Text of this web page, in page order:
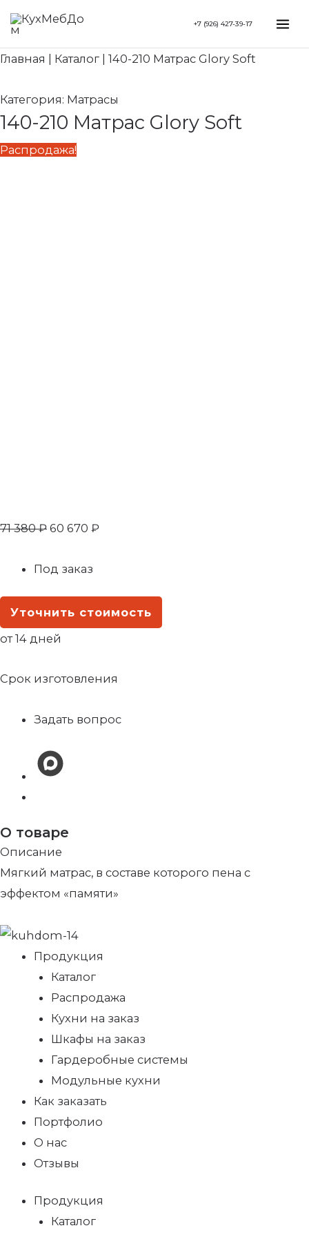
Перейти
содержимому
+7 (926) 427-39-17
Главная Каталог 140-210 Матрас Glory Soft
Категория: Матрасы
140-210 Матрас Glory Soft
Распродажа!
71 380₽
Первоначальная
составляла
380 ₽.
60 670 ₽
60
Под заказ
Уточнить стоимость
от 14 дней
Срок изготовления
Задать вопрос
О товаре
Описание
Мягкий матрас, в составе которого пена с
эффектом «памяти»
Продукция
Каталог
Распродажа
Кухни на заказ
Шкафы на заказ
Гардеробные системы
Модульные кухни
Как заказать
Портфолио
О нас
Отзывы
Продукция
Каталог
Search...